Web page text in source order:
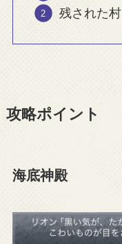
残された村
攻略ポイント
海底神殿